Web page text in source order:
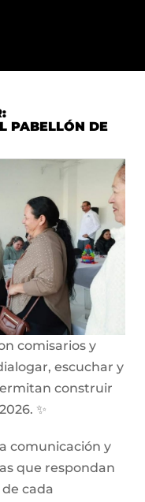
PABELLÓN DE
comisarios y
escuchar y
construir
✨️
comunicación y
que respondan
cada